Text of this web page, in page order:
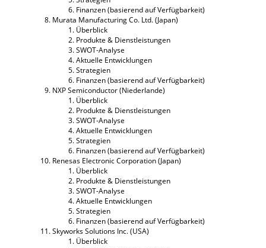
Finanzen (basierend auf Verfügbarkeit)
Murata Manufacturing Co. Ltd. (Japan)
Überblick
Produkte & Dienstleistungen
SWOT-Analyse
Aktuelle Entwicklungen
Strategien
Finanzen (basierend auf Verfügbarkeit)
NXP Semiconductor (Niederlande)
Überblick
Produkte & Dienstleistungen
SWOT-Analyse
Aktuelle Entwicklungen
Strategien
Finanzen (basierend auf Verfügbarkeit)
Renesas Electronic Corporation (Japan)
Überblick
Produkte & Dienstleistungen
SWOT-Analyse
Aktuelle Entwicklungen
Strategien
Finanzen (basierend auf Verfügbarkeit)
Skyworks Solutions Inc. (USA)
Überblick